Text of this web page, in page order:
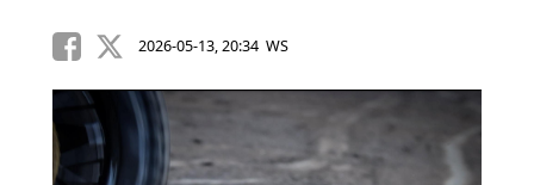
2026-05-13, 20:34 WS